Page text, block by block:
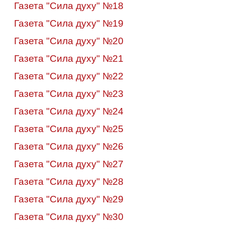
Газета "Сила духу" №18
Газета "Сила духу" №19
Газета "Сила духу" №20
Газета "Сила духу" №21
Газета "Сила духу" №22
Газета "Сила духу" №23
Газета "Сила духу" №24
Газета "Сила духу" №25
Газета "Сила духу" №26
Газета "Сила духу" №27
Газета "Сила духу" №28
Газета "Сила духу" №29
Газета "Сила духу" №30